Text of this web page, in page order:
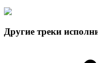
Другие треки